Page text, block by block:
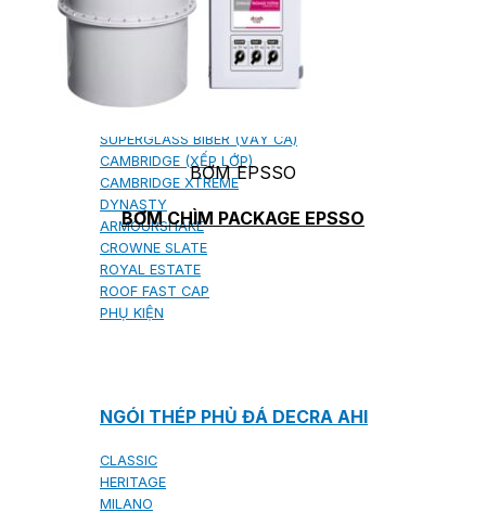
NGÓI BITUM PHỦ ĐÁ IKO
MARATHON (VIÊN GẠCH)
SUPERGLASS BIBER (VẢY CÁ)
CAMBRIDGE (XẾP LỚP)
CAMBRIDGE XTREME
DYNASTY
ARMOURSHAKE
CROWNE SLATE
ROYAL ESTATE
ROOF FAST CAP
PHỤ KIỆN
NGÓI THÉP PHỦ ĐÁ DECRA AHI
CLASSIC
HERITAGE
MILANO
BƠM EPSSO
BƠM CHÌM PACKAGE EPSSO